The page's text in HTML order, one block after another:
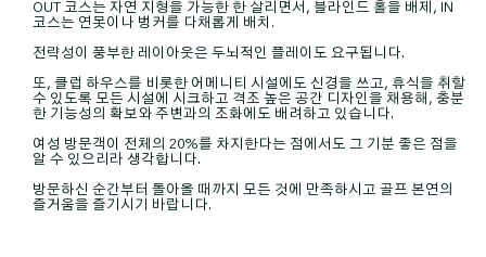
OUT 코스는 자연 지형을 가능한 한 살리면서, 블라인드 홀을 배제, IN
코스는 연못이나 벙커를 다채롭게 배치.
전략성이 풍부한 레이아웃은 두뇌적인 플레이도 요구됩니다.
또, 클럽 하우스를 비롯한 어메니티 시설에도 신경을 쓰고, 휴식을 취할
수 있도록 모든 시설에 시크하고 격조 높은 공간 디자인을 채용해, 충분
한 기능성의 확보와 주변과의 조화에도 배려하고 있습니다.
여성 방문객이 전체의 20%를 차지한다는 점에서도 그 기분 좋은 점을
알 수 있으리라 생각합니다.
방문하신 순간부터 돌아올 때까지 모든 것에 만족하시고 골프 본연의
즐거움을 즐기시기 바랍니다.